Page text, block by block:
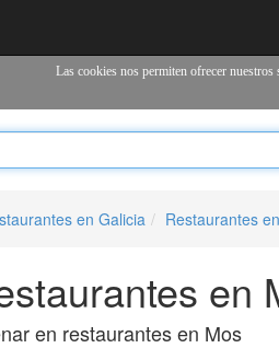
Las cookies nos permiten ofrecer
en Galicia Restaurantes
en
en restaurantes en Mos